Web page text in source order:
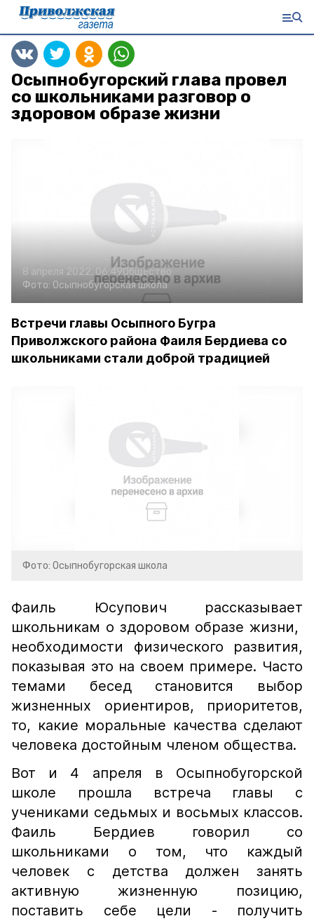
Осыпнобугорский глава провел
со школьниками разговор о
здоровом образе жизни
8 апреля 2022, 06:49Общество
Фото: Осыпнобугорская школа
Встречи главы Осыпного Бугра
Приволжского района Фаиля Бердиева со
школьниками стали доброй традицией
Фото: Осыпнобугорская школа
Фаиль Юсупович рассказывает
школьникам о здоровом образе жизни,
необходимости физического развития,
показывая это на своем примере. Часто
темами бесед становится выбор
жизненных ориентиров, приоритетов,
то, какие моральные качества сделают
человека достойным членом общества.
Вот и 4 апреля в Осыпнобугорской
школе прошла встреча главы с
учениками седьмых и восьмых классов.
Фаиль Бердиев говорил со
школьниками о том, что каждый
человек с детства должен занять
активную жизненную позицию,
поставить себе цели - получить